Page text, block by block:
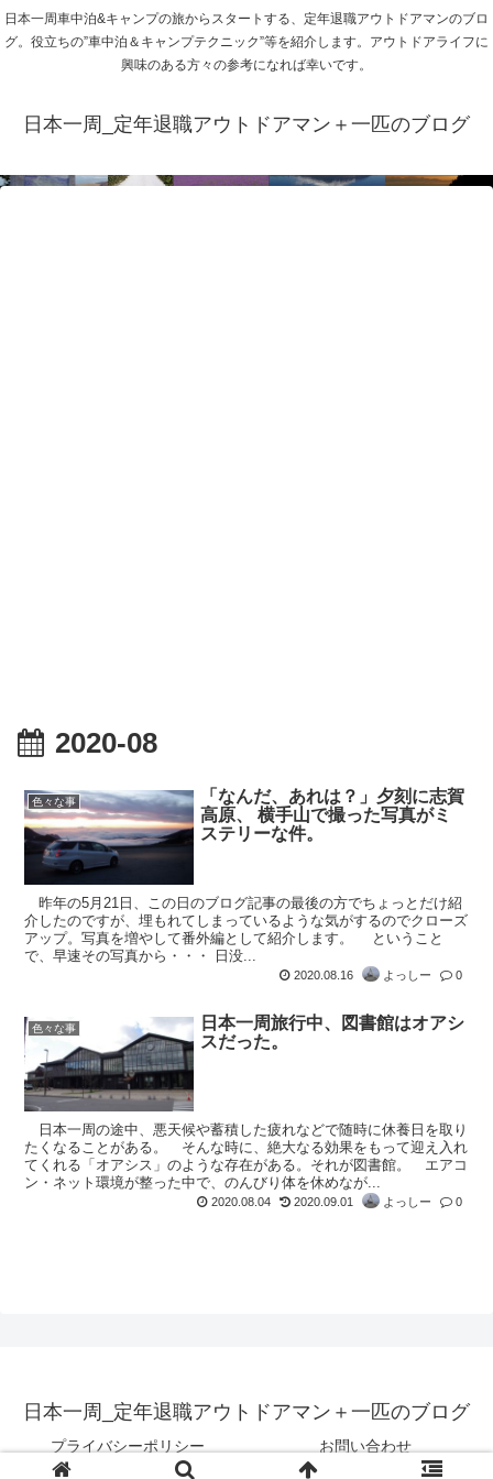
日本一周車中泊&キャンプの旅からスタートする、定年退職アウトドアマンのブロ
グ。役立ちの”車中泊＆キャンプテクニック”等を紹介します。アウトドアライフに
興味のある方々の参考になれば幸いです。
日本一周_定年退職アウトドアマン＋一匹のブログ
2020-08
色々な事
「なんだ、あれは？」夕刻に志賀
高原、 横手山で撮った写真がミ
ステリーな件。
昨年の5月21日、この日のブログ記事の最後の方でちょっとだけ紹
介したのですが、埋もれてしまっているような気がするのでクローズ
アップ。写真を増やして番外編として紹介します。 ということ
で、早速その写真から・・・ 日没...
2020.08.16 よっしー 0
色々な事
日本一周旅行中、図書館はオアシ
スだった。
日本一周の途中、悪天候や蓄積した疲れなどで随時に休養日を取り
たくなることがある。 そんな時に、絶大なる効果をもって迎え入れ
てくれる「オアシス」のような存在がある。それが図書館。 エアコ
ン・ネット環境が整った中で、のんびり体を休めなが...
2020.08.04 2020.09.01 よっしー 0
日本一周_定年退職アウトドアマン＋一匹のブログ
プライバシーポリシー お問い合わせ